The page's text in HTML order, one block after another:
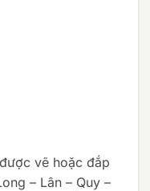
vẽ hoặc đắp
– Lân – Quy –